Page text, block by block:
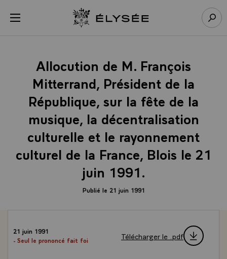
menu Retour à l’accueil Élysée
Allocution de M. François
Mitterrand, Président de la
République, sur la fête de la
musique, la décentralisation
culturelle et le rayonnement
culturel de la France, Blois le 21
juin 1991.
Publié le 21 juin 1991
21 juin 1991
- Seul le prononcé fait foi
Télécharger le .pdf
Panneau de gestion des cookies